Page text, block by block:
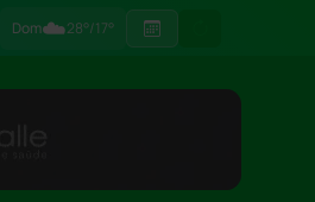
Dom☁️28°/17°